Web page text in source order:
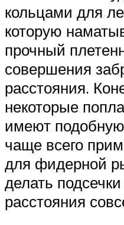
кольцами для
которую
прочный
совершения
расстояния.
некоторые
имеют подобную
чаще всего
для фидерной
делать
расстояния